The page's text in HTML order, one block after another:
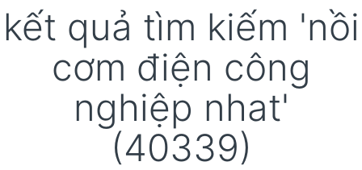
kết quả tìm kiếm 'nồi
cơm điện công
nghiệp nhat'
(40339)